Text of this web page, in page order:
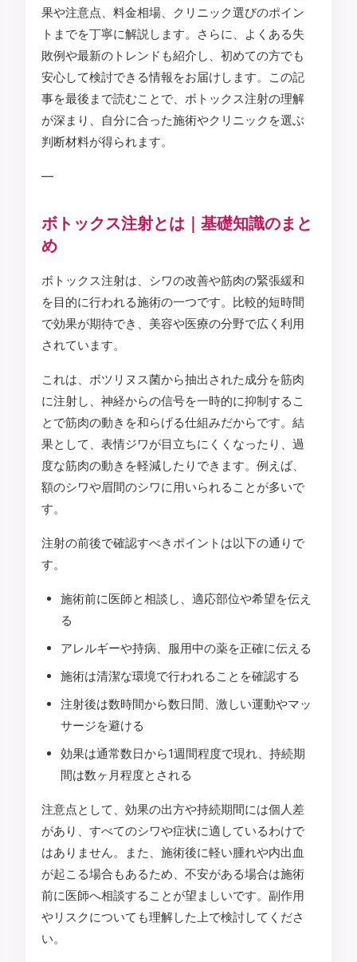
果や注意点、料金相場、クリニック選びのポイン
トまでを丁寧に解説します。さらに、よくある失
敗例や最新のトレンドも紹介し、初めての方でも
安心して検討できる情報をお届けします。この記
事を最後まで読むことで、ボトックス注射の理解
が深まり、自分に合った施術やクリニックを選ぶ
判断材料が得られます。
—
ボトックス注射とは｜基礎知識のまと
め
ボトックス注射は、シワの改善や筋肉の緊張緩和
を目的に行われる施術の一つです。比較的短時間
で効果が期待でき、美容や医療の分野で広く利用
されています。
これは、ボツリヌス菌から抽出された成分を筋肉
に注射し、神経からの信号を一時的に抑制するこ
とで筋肉の動きを和らげる仕組みだからです。結
果として、表情ジワが目立ちにくくなったり、過
度な筋肉の動きを軽減したりできます。例えば、
額のシワや眉間のシワに用いられることが多いで
す。
注射の前後で確認すべきポイントは以下の通りで
す。
施術前に医師と相談し、適応部位や希望を伝え
る
アレルギーや持病、服用中の薬を正確に伝える
施術は清潔な環境で行われることを確認する
注射後は数時間から数日間、激しい運動やマッ
サージを避ける
効果は通常数日から1週間程度で現れ、持続期
間は数ヶ月程度とされる
注意点として、効果の出方や持続期間には個人差
があり、すべてのシワや症状に適しているわけで
はありません。また、施術後に軽い腫れや内出血
が起こる場合もあるため、不安がある場合は施術
前に医師へ相談することが望ましいです。副作用
やリスクについても理解した上で検討してくださ
い。